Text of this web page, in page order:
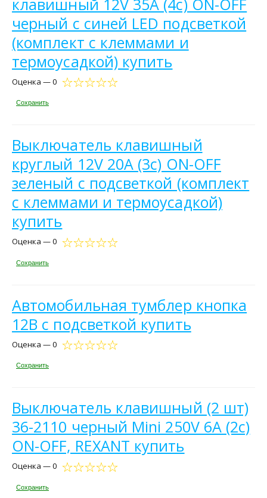
черный с синей LED подсветкой
(комплект с клеммами и
термоусадкой) купить
Оценка — 0
Сохранить
Выключатель клавишный
круглый 12V 20А (3с) ON-OFF
зеленый с подсветкой (комплект
с клеммами и термоусадкой)
купить
Оценка — 0
Сохранить
Автомобильная тумблер кнопка
12В с подсветкой купить
Оценка — 0
Сохранить
Выключатель клавишный (2 шт)
36-2110 черный Mini 250V 6А (2с)
ON-OFF, REXANT купить
Оценка — 0
Сохранить